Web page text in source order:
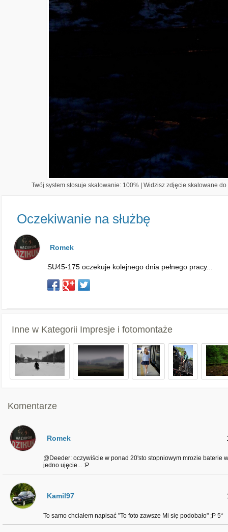
Twój system stosuje skalowanie: 100% | Widzisz zdjęcie skalowane
Oczekiwanie na służbę
Romek
SU45-175 oczekuje kolejnego dnia pełnego pracy...
Inne w Kategorii Impresje i fotomontaże
Komentarze
Romek
@Deeder: oczywiście w ponad 20'sto stopniowym mrozie baterie
jedno ujęcie... :P
Kamil97
To samo chciałem napisać "To foto zawsze Mi się podobało" ;P 5*